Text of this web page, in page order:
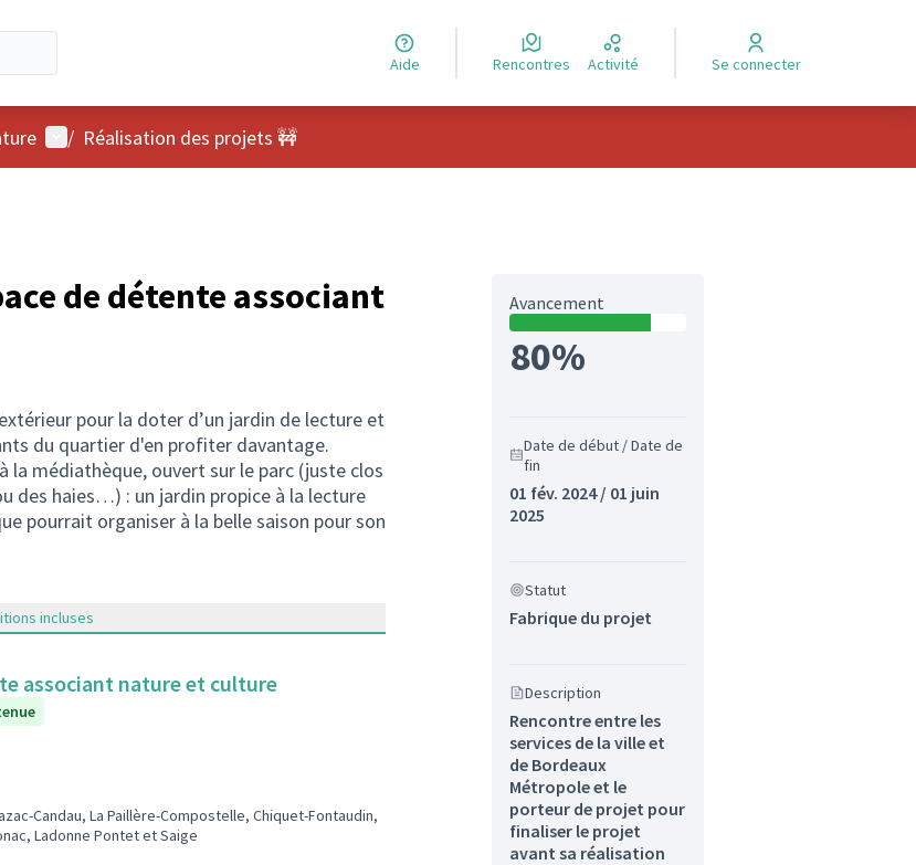
Aide Rencontres Activité Se connecter
Menu utilisateur
/ Réalisation des projets 🚧
de détente associant
pour la doter d’un jardin de lecture et
du quartier d'en profiter davantage.
médiathèque, ouvert sur le parc (juste clos
des haies…) : un jardin propice à la lecture
pourrait organiser à la belle saison pour son
incluses
associant nature et culture
: Mieux vivre ensemble
pour le secteur : Secteur 2 : Brivazac-Candau, La Paillère-Compostelle, Chiquet-Fontaudin, Sardine, Camponac, Ladonne Pontet et Saige
Candau, La Paillère-Compostelle, Chiquet-Fontaudin,
Ladonne Pontet et Saige
Avancement
80%
Date de début / Date de
fin
01 fév. 2024 / 01 juin
2025
Statut
Fabrique du projet
Description
Rencontre entre les
services de la ville et
de Bordeaux
Métropole et le
porteur de projet pour
finaliser le projet
avant sa réalisation